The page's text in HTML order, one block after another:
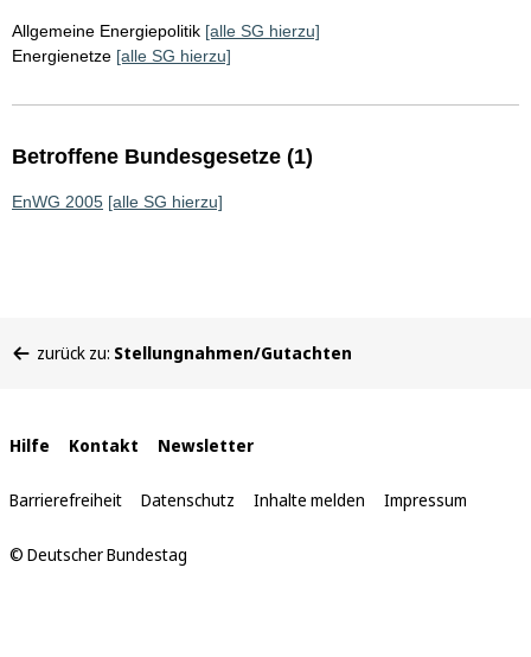
Allgemeine Energiepolitik [alle SG hierzu]
Energienetze [alle SG hierzu]
Betroffene Bundesgesetze (1)
EnWG 2005 [alle SG hierzu]
befinden
zurück zu: Stellungnahmen/Gutachten
Interne
Links
Hilfe Kontakt Newsletter
Barrierefreiheit Datenschutz Inhalte melden Impressum
© Deutscher Bundestag